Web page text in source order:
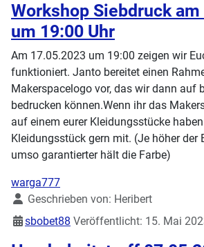
Workshop Siebdruck
um 19:00 Uhr
Am 17.05.2023 um 19:00 zeigen wir
funktioniert. Janto bereitet einen
Makerspacelogo vor, das wir dann auf
bedrucken können.Wenn ihr das
auf einem eurer Kleidungsstücke
Kleidungsstück gern mit. (Je höher der
umso garantierter hält die Farbe)
warga777
DetailsGeschrieben von: Heribert
sbobet88 Veröffentlicht: 15. Mai